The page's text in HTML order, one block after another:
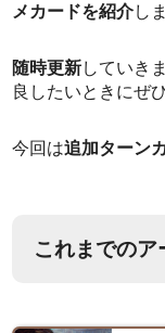
メカードを紹介し
随時更新していき
良したいときにぜ
今回は追加ターン
これまでのア